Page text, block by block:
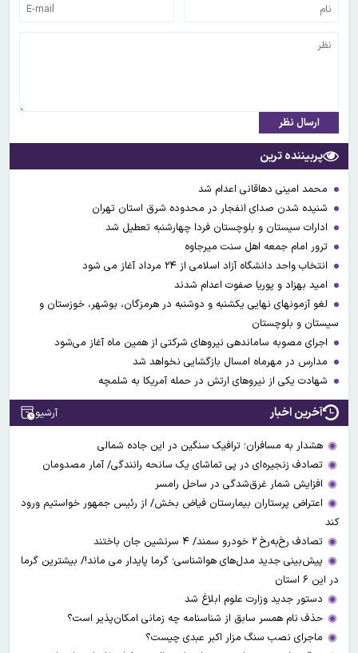
ارسال نظر
پربیننده ترین
محمد امینی دهاقانی اعدام شد
شنیده شدن صدای انفجار در محدوده شرق استان تهران
ادارات سیستان و بلوچستان فردا چهارشنبه تعطیل شد
ترور امام جمعه اهل سنت میرجاوه
انتخاب واحد دانشگاه آزاد اسلامی از ۲۴ مرداد آغاز می شود
امید بهزاد و پوریا صفوت اعدام شدند
لغو آزمونهای نهایی یکشنبه و دوشنبه در هرمزگان، بوشهر، خوزستان و
سیستان و بلوچستان
اجرای مصوبه ساماندهی نیرو‌های شرکتی از همین ماه آغاز می‌شود
مدارس در مهرماه امسال بازگشایی نخواهد شد
شهادت یکی از نیروهای ارتش در حمله آمریکا به شلمچه
آخرین اخبار آرشیو
هشدار به مسافران؛ ترافیک سنگین در این جاده شمالی
تصادف زنجیره‌ای در پی تماشای یک سانحه رانندگی/ آمار مصدومان
افزایش شمار غرق‌شدگی در ساحل رامسر
اعتراض پرستاران بیمارستان فیاض بخش/ از رئیس جمهور خواستیم ورود
کند
تصادف رخ‌به‌رخ ۲ خودرو سمند/ ۴ سرنشین جان باختند
پیش‌بینی جدید مدل‌های هواشناسی؛ گرما پایدار می ماند!/ بیشترین گرما
در این ۶ استان
دستور جدید وزارت علوم ابلاغ شد
حذف نام همسر سابق از شناسنامه چه زمانی امکان‌پذیر است؟
ماجرای نصب سنگ مزار اکبر عبدی چیست؟